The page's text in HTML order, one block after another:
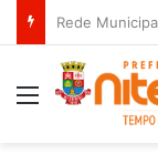
Menu